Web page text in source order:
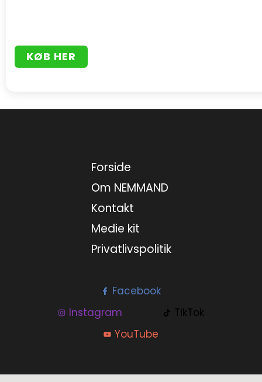
KØB HER
Forside
Om NEMMAND
Kontakt
Medie kit
Privatlivspolitik
Facebook
Instagram
TikTok
YouTube